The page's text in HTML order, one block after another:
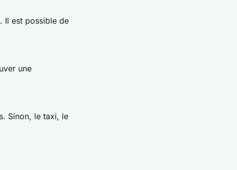
Il est possible de
une
Sinon, le taxi, le